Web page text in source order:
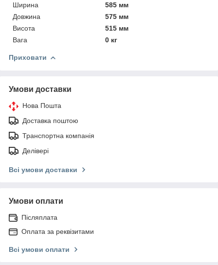
Ширина
585 мм
Довжина
575 мм
Висота
515 мм
Вага
0 кг
Приховати
Умови доставки
Нова Пошта
Доставка поштою
Транспортна компанія
Делівері
Всі умови доставки
Умови оплати
Післяплата
Оплата за реквізитами
Всі умови оплати